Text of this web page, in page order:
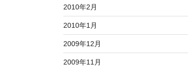
2010年2月
2010年1月
2009年12月
2009年11月